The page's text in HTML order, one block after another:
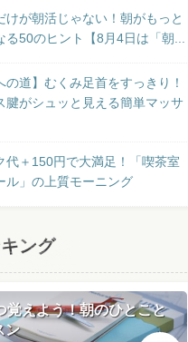
けが朝活じゃない！朝がもっと
る50のヒント【8月4日は「朝...
の道】むくみ足首をすっきり！
腱がシュッと見える簡単マッサ
代＋150円で大満足！「喫茶室
ル」の上質モーニング
ング
覚えよう！朝のひとこと
ン